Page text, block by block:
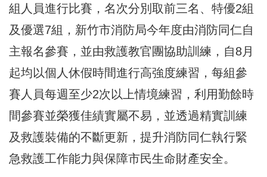
組人員進行比賽，名次分別取前三名、特優2組
及優選7組，新竹市消防局今年度由消防同仁自
主報名參賽，並由救護教官團協助訓練，自8月
起均以個人休假時間進行高強度練習，每組參
賽人員每週至少2次以上情境練習，利用勤餘時
間參賽並榮獲佳績實屬不易，並透過精實訓練
及救護裝備的不斷更新，提升消防同仁執行緊
急救護工作能力與保障市民生命財產安全。